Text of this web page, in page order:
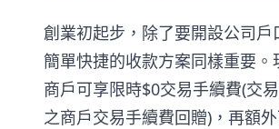
創業初起步，除了要開設公司戶
簡單快捷的收款方案同樣重要。
商戶可享限時$0交易手續費(交
之商戶交易手續費回贈)，再額